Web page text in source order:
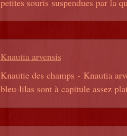
Knautia arvensis
Knautie des champs - Knautia
bleu-lilas sont à capitule assez